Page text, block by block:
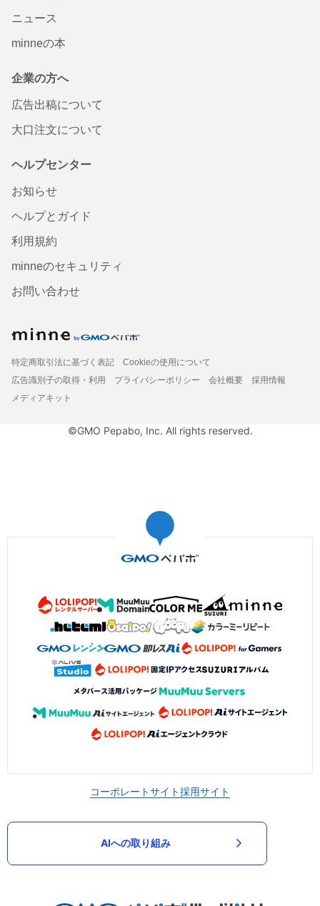
ニュース
minneの本
企業の方へ
広告出稿について
大口注文について
ヘルプセンター
お知らせ
ヘルプとガイド
利用規約
minneのセキュリティ
お問い合わせ
特定商取引法に基づく表記
Cookieの使用について
広告識別子の取得・利用
プライバシーポリシー 会社概要
採用情報
メディアキット
©GMO Pepabo, Inc. All rights reserved.
コーポレートサイト採用サイト
AIへの取り組み